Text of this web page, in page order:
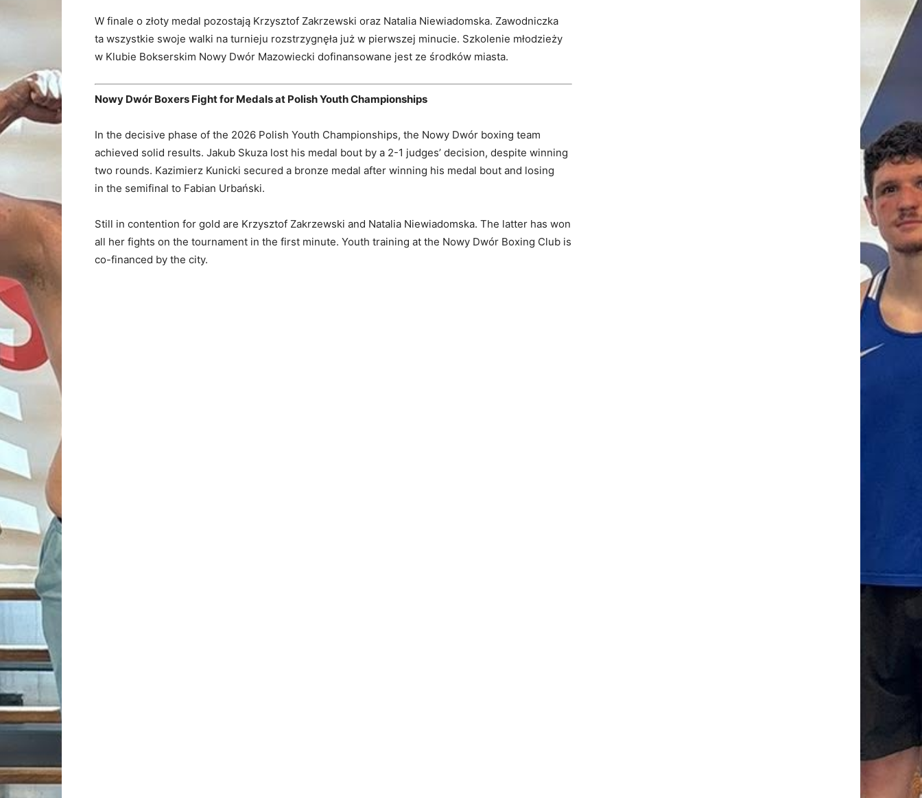
W finale o złoty medal pozostają Krzysztof Zakrzewski oraz Natalia Niewiadomska. Zawodniczka
ta wszystkie swoje walki na turnieju rozstrzygnęła już w pierwszej minucie. Szkolenie młodzieży
w Klubie Bokserskim Nowy Dwór Mazowiecki dofinansowane jest ze środków miasta.
Nowy Dwór Boxers Fight for Medals at Polish Youth Championships
In the decisive phase of the 2026 Polish Youth Championships, the Nowy Dwór boxing team
achieved solid results. Jakub Skuza lost his medal bout by a 2-1 judges’ decision, despite winning
two rounds. Kazimierz Kunicki secured a bronze medal after winning his medal bout and losing
in the semifinal to Fabian Urbański.
Still in contention for gold are Krzysztof Zakrzewski and Natalia Niewiadomska. The latter has won
all her fights on the tournament in the first minute. Youth training at the Nowy Dwór Boxing Club is
co-financed by the city.